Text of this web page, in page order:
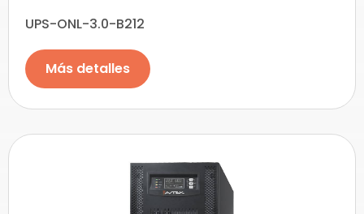
UPS-ONL-3.0-B212
Más detalles